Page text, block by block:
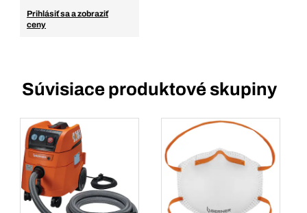
Prihlásiť sa a zobraziť
ceny
Súvisiace produktové skupiny